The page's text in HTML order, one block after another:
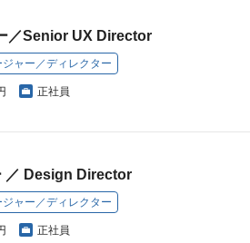
／Senior UX Director
ャー／ディレクター
正社員
／ Design Director
ャー／ディレクター
正社員